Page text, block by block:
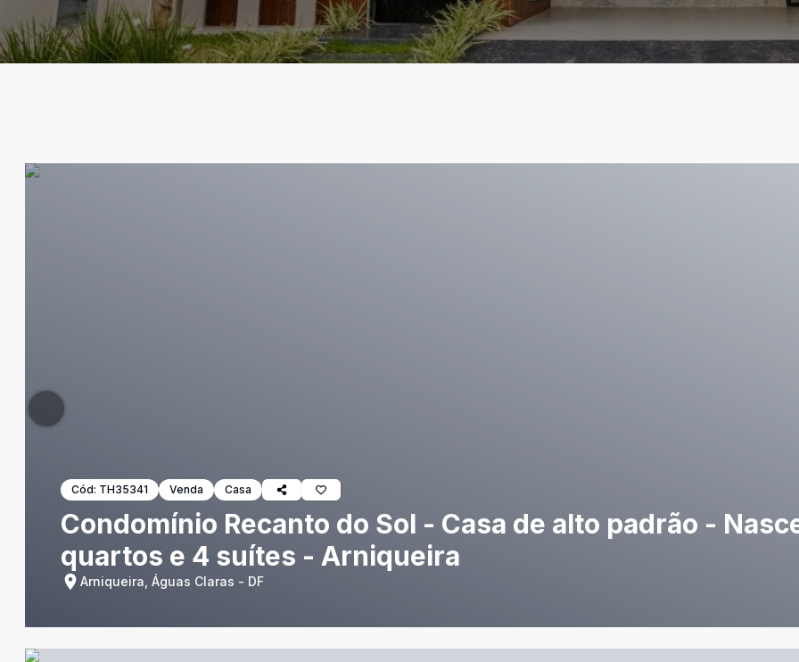
Cód: TH35341 Venda Casa
Condomínio Recanto do Sol - Casa de alto padrão -
quartos e 4 suítes - Arniqueira
Arniqueira, Águas Claras - DF